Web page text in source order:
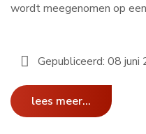
wordt meegenomen op
Gepubliceerd: 08 juni
lees meer...